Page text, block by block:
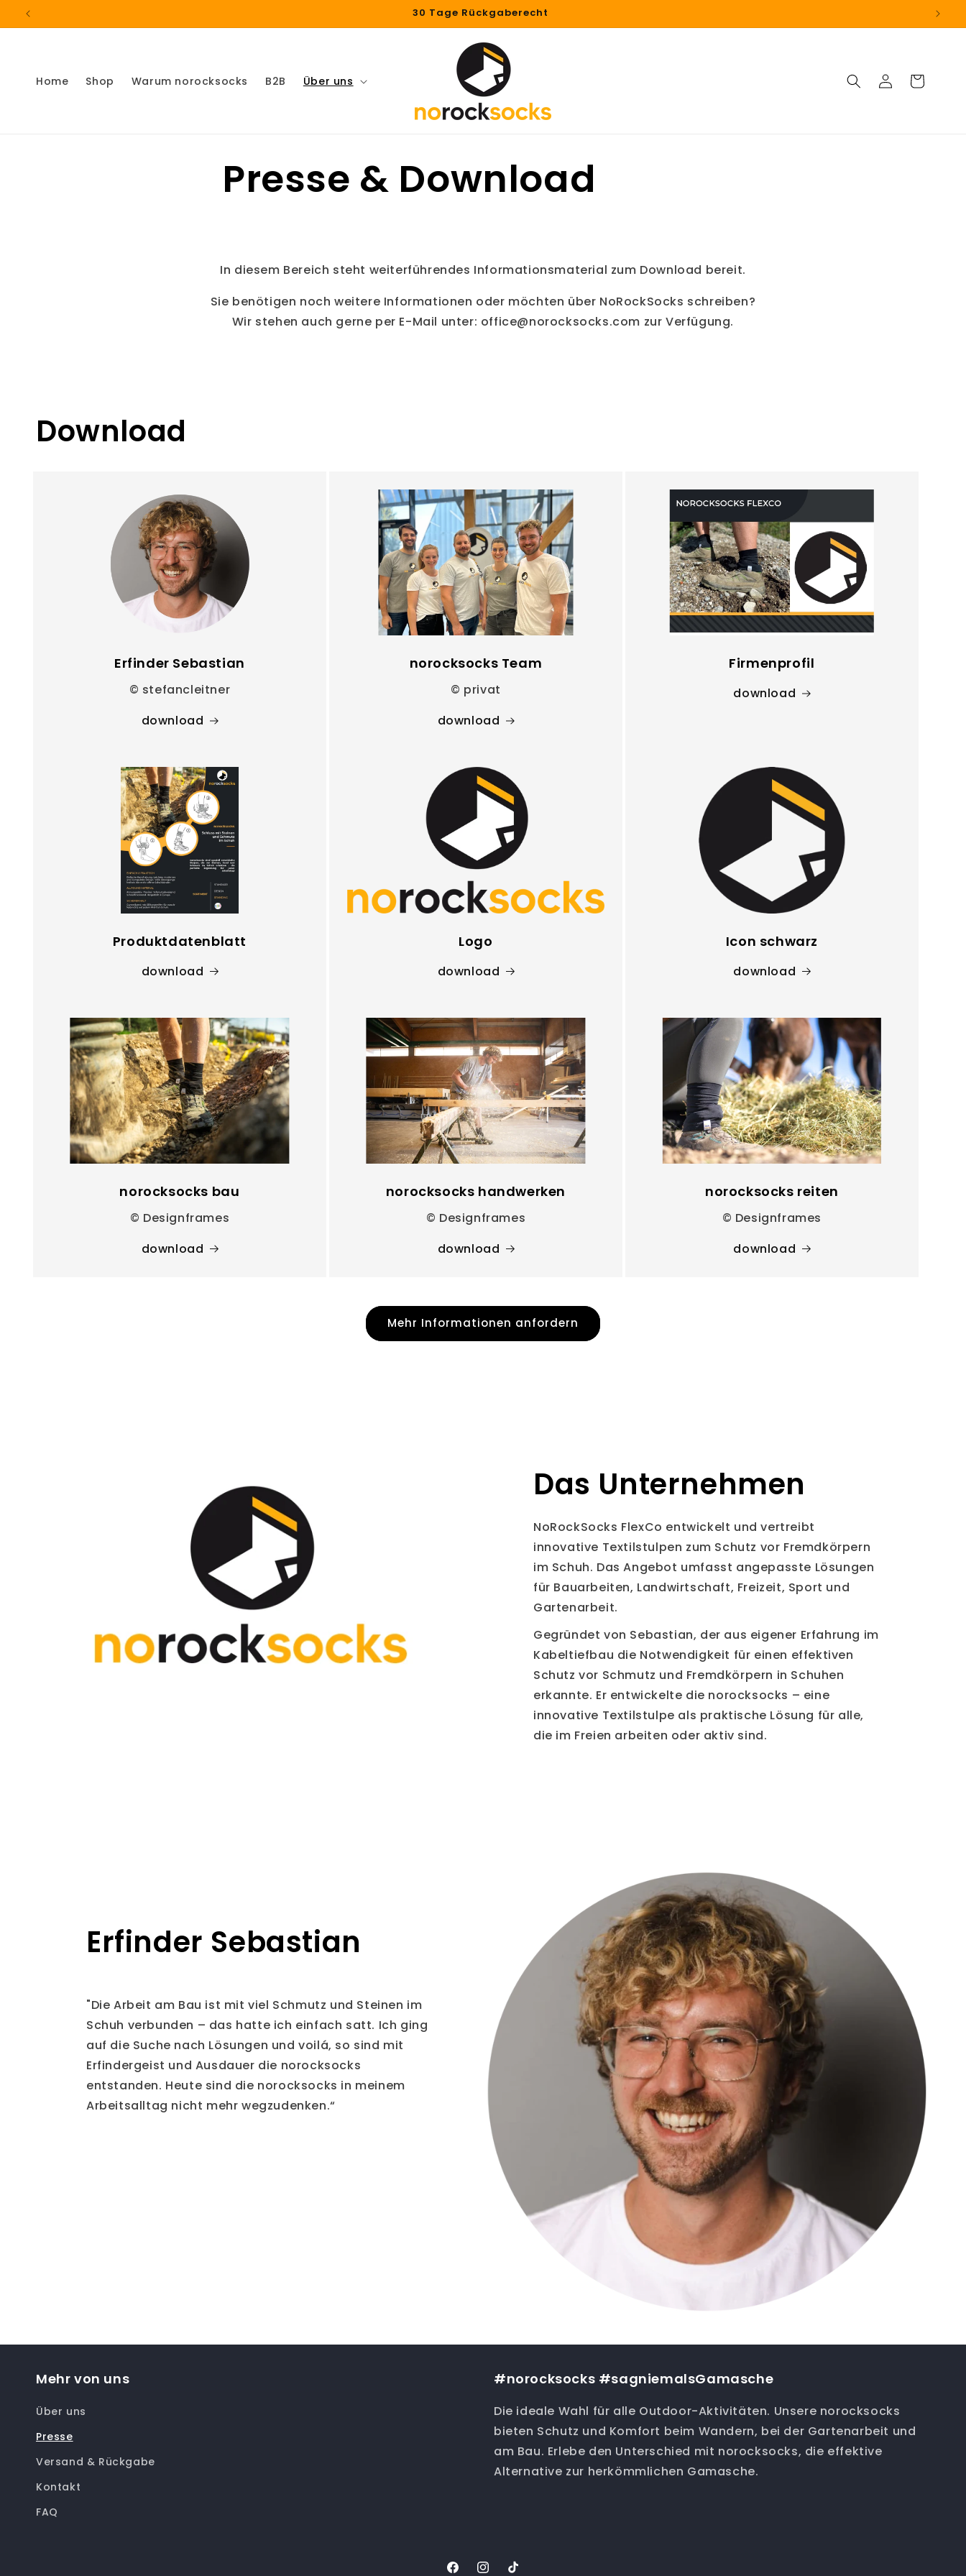
zum
Inhalt
30 Tage Rückgaberecht
Home Shop Warum norocksocks B2B Über uns EinloggenWarenkorb
Presse & Download
In diesem Bereich steht weiterführendes Informationsmaterial zum Download bereit.
Sie benötigen noch weitere Informationen oder möchten über NoRockSocks schreiben?
Wir stehen auch gerne per E-Mail unter: office@norocksocks.com zur Verfügung.
Download
Erfinder Sebastian
© stefancleitner
download
norocksocks Team
© privat
download
Firmenprofil
download
Produktdatenblatt
download
Logo
download
Icon schwarz
download
norocksocks bau
© Designframes
download
norocksocks handwerken
© Designframes
download
norocksocks reiten
© Designframes
download
Mehr Informationen anfordern
Das Unternehmen
NoRockSocks FlexCo entwickelt und vertreibt
innovative Textilstulpen zum Schutz vor Fremdkörpern
im Schuh. Das Angebot umfasst angepasste Lösungen
für Bauarbeiten, Landwirtschaft, Freizeit, Sport und
Gartenarbeit.
Gegründet von Sebastian, der aus eigener Erfahrung im
Kabeltiefbau die Notwendigkeit für einen effektiven
Schutz vor Schmutz und Fremdkörpern in Schuhen
erkannte. Er entwickelte die norocksocks – eine
innovative Textilstulpe als praktische Lösung für alle,
die im Freien arbeiten oder aktiv sind.
Erfinder Sebastian
"Die Arbeit am Bau ist mit viel Schmutz und Steinen im
Schuh verbunden – das hatte ich einfach satt. Ich ging
auf die Suche nach Lösungen und voilá, so sind mit
Erfindergeist und Ausdauer die norocksocks
entstanden. Heute sind die norocksocks in meinem
Arbeitsalltag nicht mehr wegzudenken.“
Mehr von uns
Über uns
Presse
Versand & Rückgabe
Kontakt
FAQ
#norocksocks #sagniemalsGamasche
Die ideale Wahl für alle Outdoor-Aktivitäten. Unsere norocksocks
bieten Schutz und Komfort beim Wandern, bei der Gartenarbeit und
am Bau. Erlebe den Unterschied mit norocksocks, die effektive
Alternative zur herkömmlichen Gamasche.